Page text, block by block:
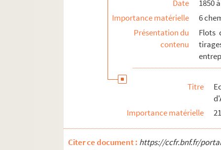
Ms 97. Papiers pré-imprimés vierges
Date
1850
Importance matérielle
6
Présentation du
contenu
Flots
Titre
Importance matérielle
Citer ce document : https://ccfr.bnf.fr/